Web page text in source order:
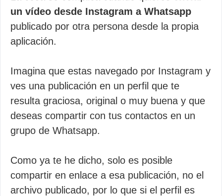
un vídeo desde Instagram a Whatsapp
publicado por otra persona desde la propia
aplicación.
Imagina que estas navegado por Instagram y
ves una publicación en un perfil que te
resulta graciosa, original o muy buena y que
deseas compartir con tus contactos en un
grupo de Whatsapp.
Como ya te he dicho, solo es posible
compartir en enlace a esa publicación, no el
archivo publicado, por lo que si el perfil es